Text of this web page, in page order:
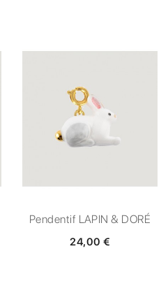
Pendentif LAPIN & DORÉ
24,00 €